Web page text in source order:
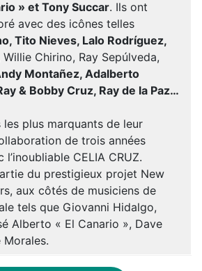
» et Tony Succar. Ils ont
avec des icônes telles
Tito Nieves, Lalo Rodríguez,
Willie Chirino, Ray Sepúlveda,
Montañez, Adalberto
& Bobby Cruz, Ray de la Paz…
les plus marquants de leur
de trois années
CELIA CRUZ.
du prestigieux projet New
aux côtés de musiciens de
tels que Giovanni Hidalgo,
Alberto « El Canario », Dave
Morales.